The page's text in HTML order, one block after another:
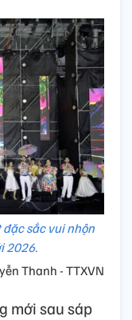
sắc vui nhộn
2026.
Thanh - TTXVN
mới sau sáp